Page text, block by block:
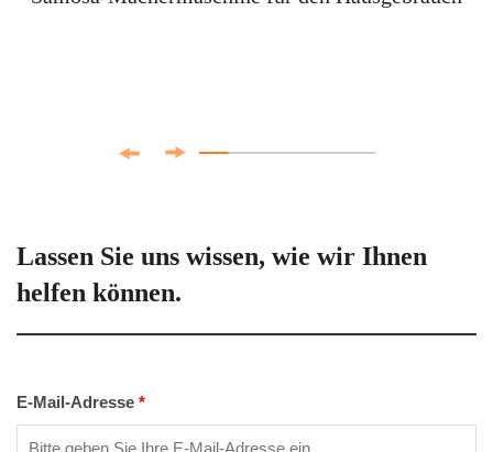
Lassen Sie uns wissen, wie wir Ihnen
helfen können.
E-Mail-Adresse *